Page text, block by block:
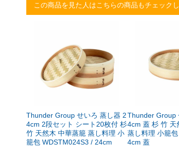
この商品を見た人はこちらの商品もチェック
Thunder Group せいろ 蒸し器 2
4cm 2段セット シート20枚付 杉
竹 天然木 中華蒸籠 蒸し料理 小
籠包 WDSTM024S3 / 24cm
Thunder Group
4cm 蓋 杉 竹 天
蒸し料理 小籠
4cm 蓋